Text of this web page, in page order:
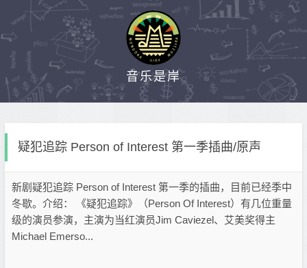
音乐是岸
疑犯追踪 Person of Interest 第一季插曲/原声
新剧疑犯追踪 Person of Interest 第一季的插曲，目前已经季中
冬歇。介绍： 《疑犯追踪》（Person Of Interest）有几位重量
级的演员参演，主演为当红演员Jim Caviezel、艾美奖得主
Michael Emerso...